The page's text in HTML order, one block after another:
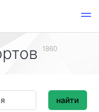
1860
найти